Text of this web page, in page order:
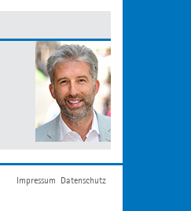
Impressum Datenschutz